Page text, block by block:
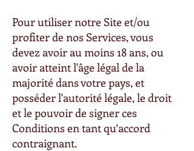
Pour utiliser notre Site et/ou
profiter de nos Services, vous
devez avoir au moins 18 ans, ou
avoir atteint l'âge légal de la
majorité dans votre pays, et
posséder l'autorité légale, le droit
et le pouvoir de signer ces
Conditions en tant qu’accord
contraignant.